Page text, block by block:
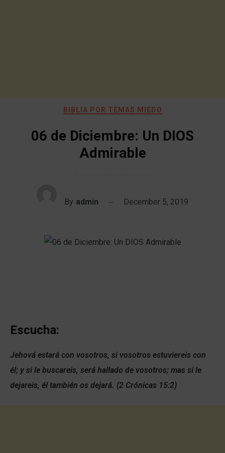
BIBLIA POR TEMAS MIEDO
06 de Diciembre: Un DIOS
Admirable
By admin December 5, 2019
Escucha:
Jehová estará con vosotros, si vosotros estuviereis con
él; y si le buscareis, será hallado de vosotros; mas si le
dejareis, él también os dejará. (2 Crónicas 15:2)